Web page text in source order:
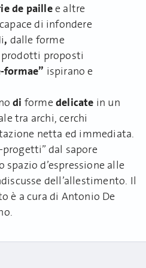
de paillee altre
di infondere
, dalle forme
prodotti proposti
formae” ispirano e
di formedelicate in un
tra archi, cerchi
netta ed immediata.
dal sapore
spazio d’espressione alle
dell’allestimento. Il
è a cura di Antonio De